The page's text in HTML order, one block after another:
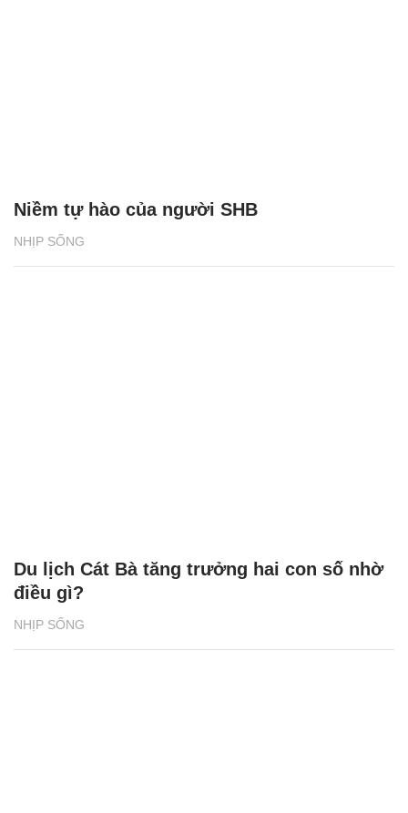
NHỊP SỐNG
Niềm tự hào của người SHB
NHỊP SỐNG
Du lịch Cát Bà tăng trưởng hai con số nhờ
điều gì?